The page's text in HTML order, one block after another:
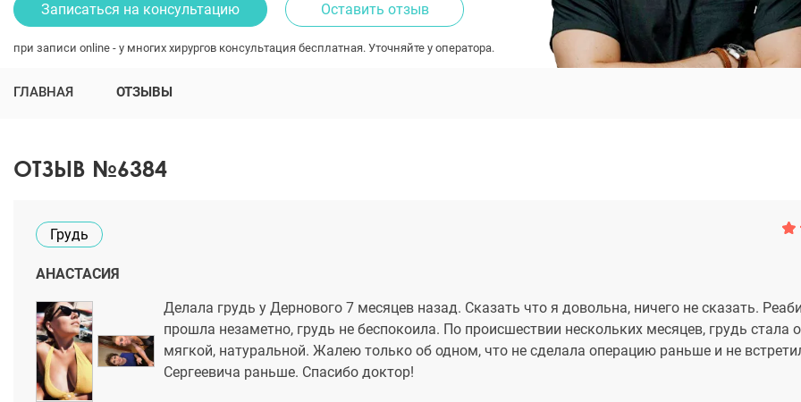
Записаться на консультацию Оставить отзыв
при записи online - у многих хирургов консультация бесплатная. Уточняйте у оператора.
ГЛАВНАЯ ОТЗЫВЫ
ОТЗЫВ №6384
Грудь
АНАСТАСИЯ
Делала грудь у Дернового 7 месяцев назад. Сказать что я довольна, ничего не сказать.
прошла незаметно, грудь не беспокоила. По происшествии нескольких месяцев, грудь стала
мягкой, натуральной. Жалею только об одном, что не сделала операцию раньше и не
Сергеевича раньше. Спасибо доктор!